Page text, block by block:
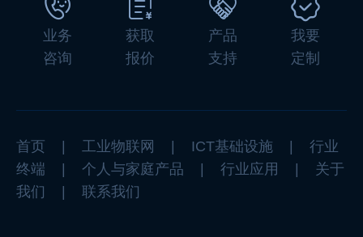
业务
咨询
获取
报价
产品
支持
我要
定制
首页 工业物联网 ICT基础设施
行业
终端
个人与家庭产品 行业应用
关于
我们
联系我们